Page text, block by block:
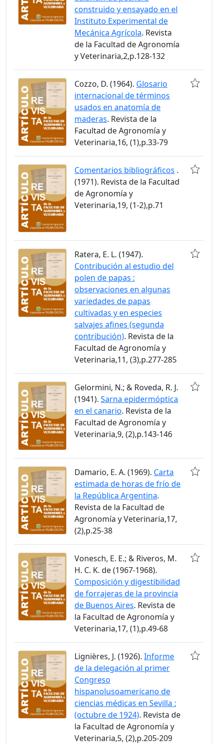
construido y ensayado en el
Instituto Experimental de
Mecánica Agrícola. Revista
de la Facultad de Agronomía
y Veterinaria,2,p.128-132
Cozzo, D. (1964). Glosario
internacional de términos
usados en anatomía de
maderas. Revista de la
Facultad de Agronomía y
Veterinaria,16, (1),p.33-79
Comentarios bibliográficos .
(1971). Revista de la Facultad
de Agronomía y
Veterinaria,19, (1-2),p.71
Ratera, E. L. (1947).
Contribución al estudio del
polen de papas :
observaciones en algunas
variedades de papas
cultivadas y en especies
salvajes afines (segunda
contribución). Revista de la
Facultad de Agronomía y
Veterinaria,11, (3),p.277-285
Gelormini, N.; & Roveda, R. J.
(1941). Sarna epidermóptica
en el canario. Revista de la
Facultad de Agronomía y
Veterinaria,9, (2),p.143-146
Damario, E. A. (1969). Carta
estimada de horas de frío de
la República Argentina.
Revista de la Facultad de
Agronomía y Veterinaria,17,
(2),p.25-38
Vonesch, E. E.; & Riveros, M.
H. C. K. de (1967-1968).
Composición y digestibilidad
de forrajeras de la provincia
de Buenos Aires. Revista de
la Facultad de Agronomía y
Veterinaria,17, (1),p.49-68
Lignières, J. (1926). Informe
de la delegación al primer
Congreso
hispanolusoamericano de
ciencias médicas en Sevilla :
(octubre de 1924). Revista de
la Facultad de Agronomía y
Veterinaria,5, (2),p.205-209